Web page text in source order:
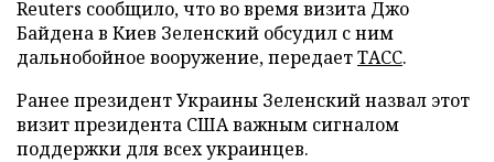
Reuters сообщило, что во время визита Джо
Байдена в Киев Зеленский обсудил с ним
дальнобойное вооружение, передаетТАСС.
Ранее президент Украины Зеленский назвал этот
визит президента США важным сигналом
поддержки для всех украинцев.